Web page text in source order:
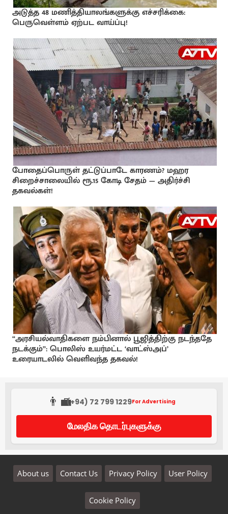
அடுத்த 48 மணித்தியாலங்களுக்கு எச்சரிக்கை:
பெருவெள்ளம் ஏற்பட வாய்ப்பு!
போதைப்பொருள் தட்டுப்பாடே காரணம்? மஹர
சிறைச்சாலையில் ரூ.15 கோடி சேதம் — அதிர்ச்சி
தகவல்கள்!
“அரசியல்வாதிகளை நம்பினால் பூஜித்திற்கு நடந்ததே
நடக்கும்”: பொலிஸ் உயர்மட்ட ‘வாட்ஸ்அப்’
உரையாடலில் வெளிவந்த தகவல்!
👨‍💼(+94) 72 799 1229For Advertising
மேலதிக தொடர்புகளுக்கு
About us Contact Us Privacy Policy User Policy
Cookie Policy